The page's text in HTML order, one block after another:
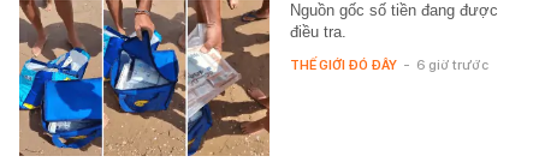
Nguồn gốc số tiền đang được
điều tra.
THẾ GIỚI ĐÓ ĐÂY - 6 giờ trước